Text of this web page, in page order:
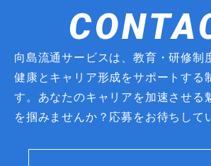
向島流通サービスは、教育・研修制
健康とキャリア形成をサポートする
す。あなたのキャリアを加速させる
を掴みませんか？応募をお待ちして